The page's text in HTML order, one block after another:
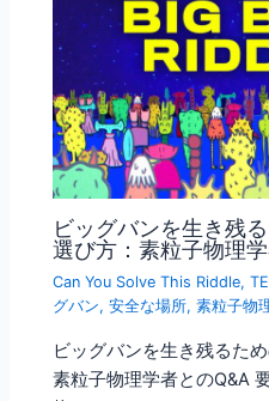
ビッグバンを生き残
選び方：素粒子物理
Can You Solve This Riddle,
グバン,安全な場所,素粒子物
ビッグバンを生き残るた
素粒子物理学者とのQ&A